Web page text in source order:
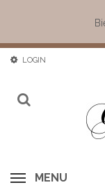
LOGIN
MENU